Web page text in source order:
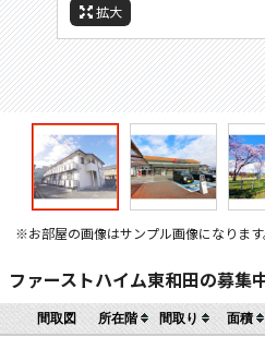
拡大
拡大
拡大
拡大
拡大
拡大
拡大
※お部屋の画像はサンプル画像になりま
ファーストハイム東和田の募集
間取図 所在階 間取り 面積